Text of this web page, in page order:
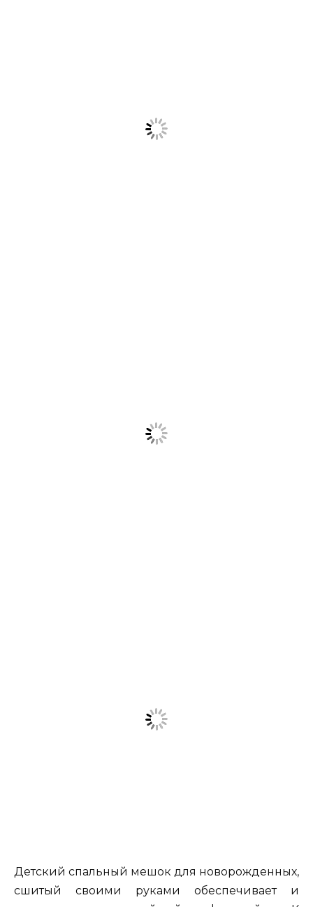
Детский спальный мешок для новорожденных,
сшитый своими руками обеспечивает и